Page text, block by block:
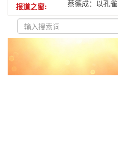
报道之窗:
赋能高校青年
中组部、团中
龙泉驿区“四上”